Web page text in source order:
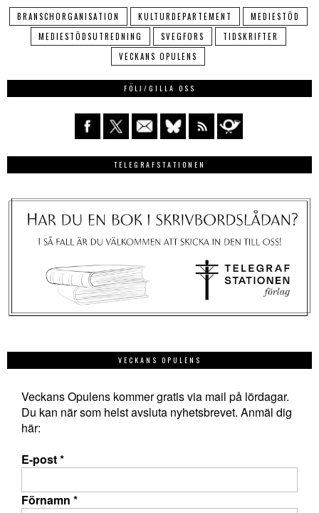
BRANSCHORGANISATION KULTURDEPARTEMENT
MEDIESTÖD
MEDIESTÖDSUTREDNING
SVEGFORS
TIDSKRIFTER
VECKANS OPULENS
FÖLJ/GILLA OSS
TELEGRAFSTATIONEN
VECKANS OPULENS
Veckans Opulens kommer gratis via mail på lördagar.
Du kan när som helst avsluta nyhetsbrevet. Anmäl dig
här:
E-post*
Förnamn *